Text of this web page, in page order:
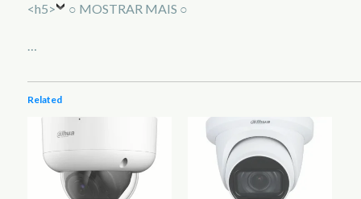
<h5> ○ MOSTRAR MAIS ○
…
Related